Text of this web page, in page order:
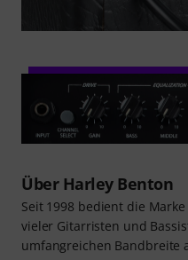
Über Harley Benton
Seit 1998 bedient die
vieler Gitarristen und
umfangreichen Bandbreite